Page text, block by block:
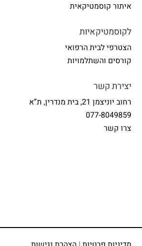
איתור קוסמטיקאית
לקוסמטיקאיות
הצטרפי לבית הרפואי
קורסים והשתלמויות
יצירת קשר
רחוב יוניצמן 21, בית מנדרין, ת”א
077-8049859
צרו קשר